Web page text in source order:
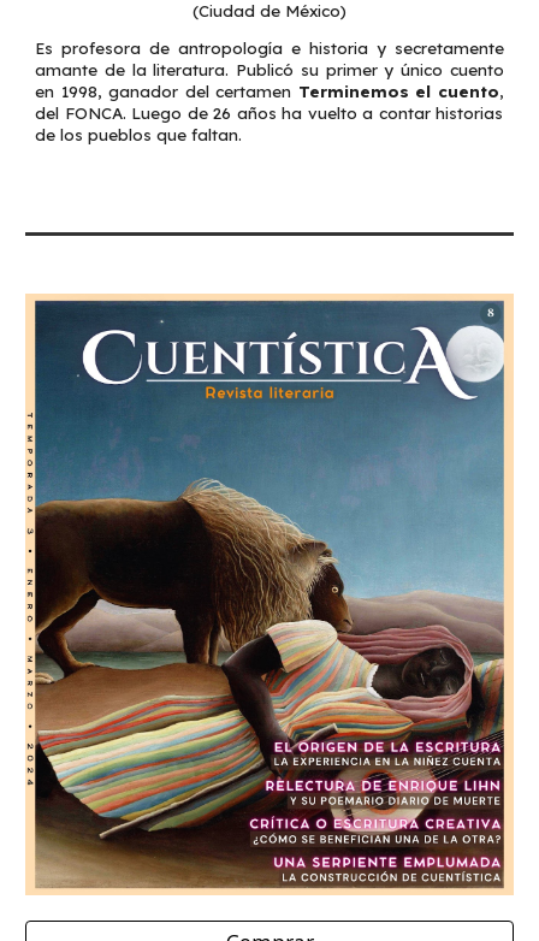
(Ciudad de México)
Es profesora de antropología e historia y secretamente
amante de la literatura. Publicó su primer y único cuento
en 1998, ganador del certamen Terminemos el cuento,
del FONCA. Luego de 26 años ha vuelto a contar historias
de los pueblos que faltan.